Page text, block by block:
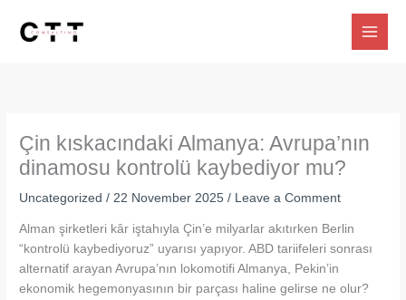
Çin kıskacındaki Almanya: Avrupa’nın
dinamosu kontrolü kaybediyor mu?
Uncategorized /22 November 2025/ Leave a Comment
Alman şirketleri kâr iştahıyla Çin’e milyarlar akıtırken Berlin
“kontrolü kaybediyoruz” uyarısı yapıyor. ABD tariifeleri sonrası
alternatif arayan Avrupa’nın lokomotifi Almanya, Pekin’in
ekonomik hegemonyasının bir parçası haline gelirse ne olur?